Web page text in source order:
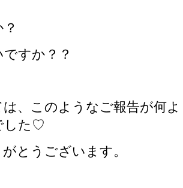
すか？？
、このようなご報告が何
した♡
とうございます。